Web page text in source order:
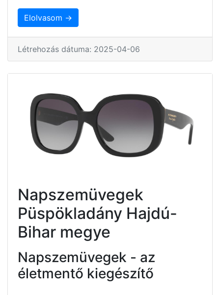
Elolvasom →
Létrehozás dátuma: 2025-04-06
Napszemüvegek
Püspökladány Hajdú-
Bihar megye
Napszemüvegek - az
életmentő kiegészítő